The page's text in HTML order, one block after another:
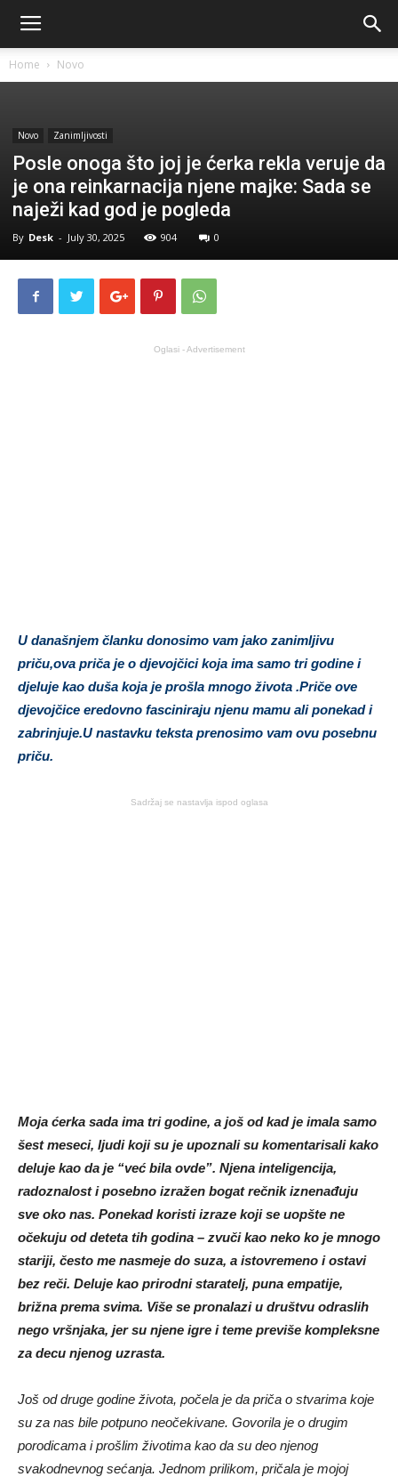
Home Novo
Novo Zanimljivosti
Posle onoga što joj je ćerka rekla veruje da
je ona reinkarnacija njene majke: Sada se
naježi kad god je pogleda
By Desk - July 30, 2025 904 0
Oglasi - Advertisement
U današnjem članku donosimo vam jako zanimljivu
priču,ova priča je o djevojčici koja ima samo tri godine i
djeluje kao duša koja je prošla mnogo života .Priče ove
djevojčice eredovno fasciniraju njenu mamu ali ponekad i
zabrinjuje.U nastavku teksta prenosimo vam ovu posebnu
priču.
Sadržaj se nastavlja ispod oglasa
Moja ćerka sada ima tri godine, a još od kad je imala samo
šest meseci, ljudi koji su je upoznali su komentarisali kako
deluje kao da je “već bila ovde”. Njena inteligencija,
radoznalost i posebno izražen bogat rečnik iznenađuju
sve oko nas. Ponekad koristi izraze koji se uopšte ne
očekuju od deteta tih godina – zvuči kao neko ko je mnogo
stariji, često me nasmeje do suza, a istovremeno i ostavi
bez reči. Deluje kao prirodni staratelj, puna empatije,
brižna prema svima. Više se pronalazi u društvu odraslih
nego vršnjaka, jer su njene igre i teme previše kompleksne
za decu njenog uzrasta.
Još od druge godine života, počela je da priča o stvarima koje
su za nas bile potpuno neočekivane. Govorila je o drugim
porodicama i prošlim životima kao da su deo njenog
svakodnevnog sećanja. Jednom prilikom, pričala je mojoj